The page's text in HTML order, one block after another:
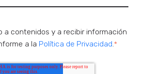
a contenidos y a recibir información
a la Política de Privacidad *